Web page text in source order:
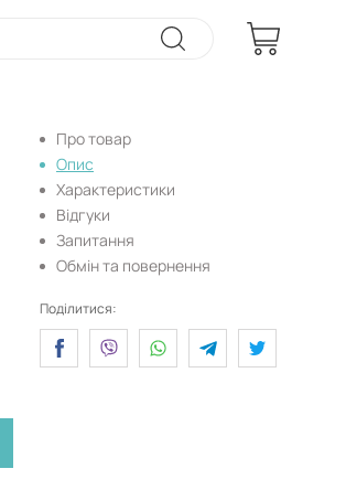
Про товар
Опис
Характеристики
Відгуки
Запитання
Обмін та повернення
Поділитися: